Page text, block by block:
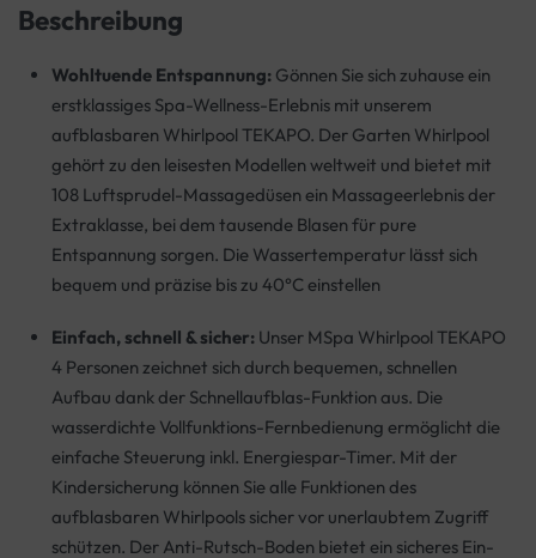
Beschreibung
Wohltuende Entspannung: Gönnen Sie sich zuhause ein
erstklassiges Spa-Wellness-Erlebnis mit unserem
aufblasbaren Whirlpool TEKAPO. Der Garten Whirlpool
gehört zu den leisesten Modellen weltweit und bietet mit
108 Luftsprudel-Massagedüsen ein Massageerlebnis der
Extraklasse, bei dem tausende Blasen für pure
Entspannung sorgen. Die Wassertemperatur lässt sich
bequem und präzise bis zu 40°C einstellen
Einfach, schnell & sicher: Unser MSpa Whirlpool TEKAPO
4 Personen zeichnet sich durch bequemen, schnellen
Aufbau dank der Schnellaufblas-Funktion aus. Die
wasserdichte Vollfunktions-Fernbedienung ermöglicht die
einfache Steuerung inkl. Energiespar-Timer. Mit der
Kindersicherung können Sie alle Funktionen des
aufblasbaren Whirlpools sicher vor unerlaubtem Zugriff
schützen. Der Anti-Rutsch-Boden bietet ein sicheres Ein-